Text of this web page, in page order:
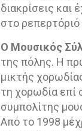
διακρίσεις
στο
Ο Μουσικός
της πόλης. Η
μικτής
τη χορωδία επί
συμπολίτης
Από το 1998